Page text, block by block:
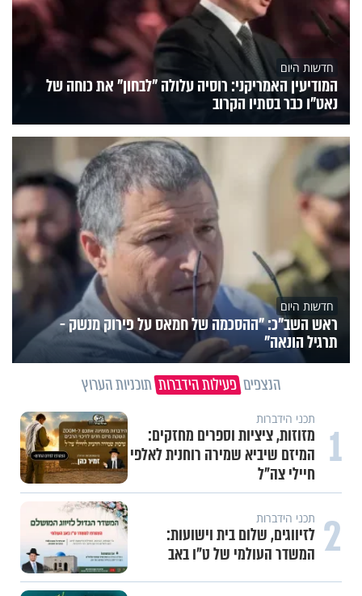
חדשות היום
המודיעין האמריקני: רוסיה עלולה "לבחון" את כוחה של
נאט"ו כבר בסתיו הקרוב
חדשות היום
ראש השב"כ: "ההסכמה של חמאס על פירוק מנשק -
תרגיל הונאה"
הנצפים פעילות הידברות תוכניות הערוץ
1 תכני הידברות
מזוזות, ציציות וספרים מחזקים:
המיזם שיביא שמירה רוחנית לאלפי
חיילי צה"ל
2 תכני הידברות
לזיווגים, שלום בית וישועות:
המשדר העולמי של ט"ו באב